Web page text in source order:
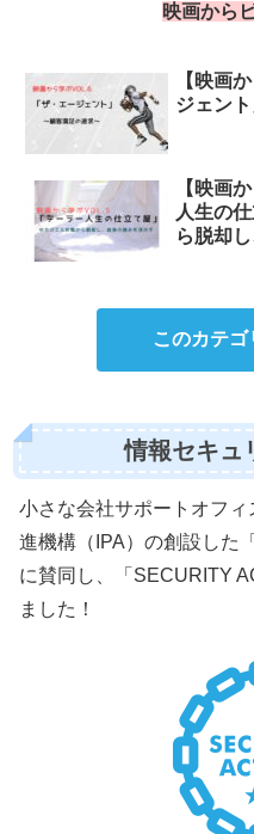
映画から
【映画
ジェン
【映画
人生の
ら脱却
このカテ
情報セキュ
小さな会社サポートオフ
進機構（IPA）の創設した
に賛同し、「SECURITY
ました！